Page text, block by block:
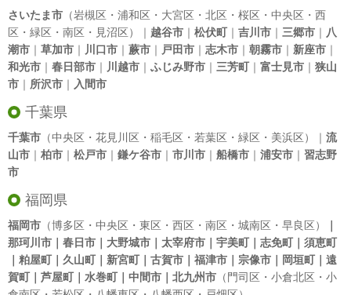
さいたま市 （岩槻区・浦和区・大宮区・北区・桜区・中央区・西
区・緑区・南区・見沼区）｜ 越谷市 ｜ 松伏町｜ 吉川市 ｜ 三郷市 ｜ 八
潮市 ｜ 草加市 ｜ 川口市 ｜ 蕨市 ｜ 戸田市 ｜ 志木市 ｜ 朝霧市 ｜ 新座市 ｜
和光市 ｜ 春日部市 ｜ 川越市 ｜ ふじみ野市 ｜ 三芳町｜ 富士見市 ｜ 狭山
市 ｜ 所沢市 ｜ 入間市
千葉県
千葉市 （中央区・花見川区・稲毛区・若葉区・緑区・美浜区）｜ 流
山市 ｜ 柏市 ｜ 松戸市 ｜ 鎌ケ谷市 ｜ 市川市 ｜ 船橋市 ｜ 浦安市 ｜ 習志野
市
福岡県
福岡市 （博多区・中央区・東区・西区・南区・城南区・早良区）
那珂川市｜春日市｜大野城市｜太宰府市｜宇美町｜志免町｜須恵町
｜粕屋町｜久山町｜新宮町｜古賀市｜福津市｜宗像市｜岡垣町｜遠
賀町｜芦屋町｜水巻町｜中間市｜北九州市 （門司区・小倉北区・小